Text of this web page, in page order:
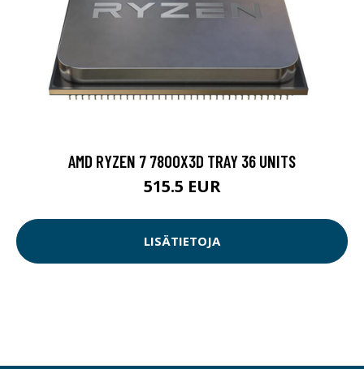
AMD RYZEN 7 7800X3D TRAY 36 UNITS
515.5 EUR
LISÄTIETOJA